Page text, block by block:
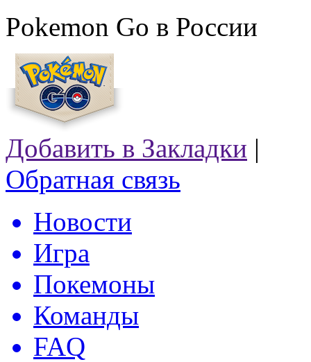
Pokemon Go в России
Добавить в Закладки |
Обратная связь
Новости
Игра
Покемоны
Команды
FAQ